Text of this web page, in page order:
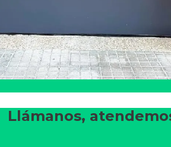
Llámanos,